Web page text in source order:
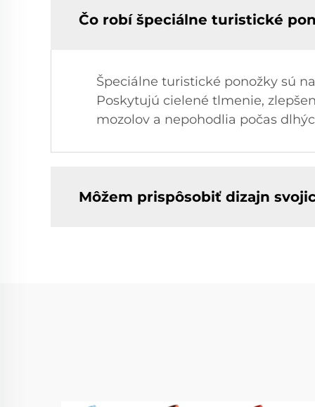
Čo robí špeciálne turistické
Špeciálne turistické ponožky sú
Poskytujú cielené tlmenie,
mozolov a nepohodlia počas
Môžem prispôsobiť dizajn